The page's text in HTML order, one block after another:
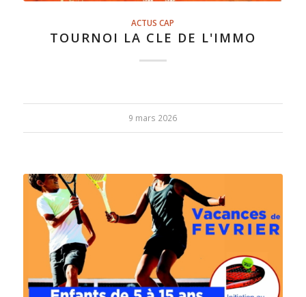
ACTUS CAP
TOURNOI LA CLE DE L'IMMO
9 mars 2026